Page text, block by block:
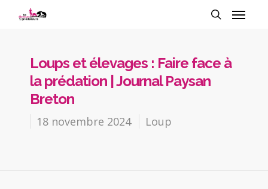
Loups et élevages : Faire face à
la prédation | Journal Paysan
Breton
18 novembre 2024 Loup